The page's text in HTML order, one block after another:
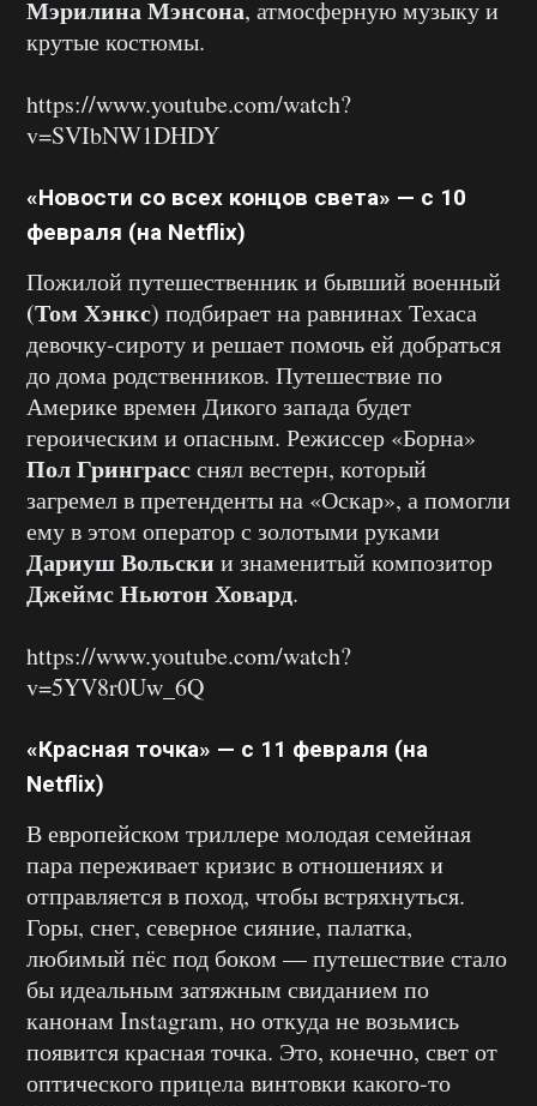
Мэрилина Мэнсона, атмосферную музыку и
крутые костюмы.
https://www.youtube.com/watch?
v=SVIbNW1DHDY
«Новости со всех концов света» — с 10
февраля (на Netflix)
Пожилой путешественник и бывший военный
(Том Хэнкс) подбирает на равнинах Техаса
девочку-сироту и решает помочь ей добраться
до дома родственников. Путешествие по
Америке времен Дикого запада будет
героическим и опасным. Режиссер «Борна»
Пол Гринграссснял вестерн, который
загремел в претенденты на «Оскар», а помогли
ему в этом оператор с золотыми руками
Дариуш Вольски и знаменитый композитор
Джеймс Ньютон Ховард.
https://www.youtube.com/watch?
v=5YV8r0Uw_6Q
«Красная точка» — с 11 февраля (на
Netflix)
В европейском триллере молодая семейная
пара переживает кризис в отношениях и
отправляется в поход, чтобы встряхнуться.
Горы, снег, северное сияние, палатка,
любимый пёс под боком — путешествие стало
бы идеальным затяжным свиданием по
канонам Instagram, но откуда не возьмись
появится красная точка. Это, конечно, свет от
оптического прицела винтовки какого-то